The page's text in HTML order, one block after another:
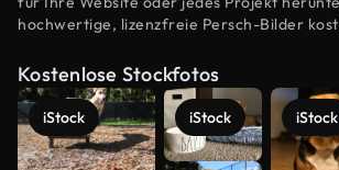
hochwertige, lizenzfreie Persch-Bilder
Kostenlose Stockfotos
iStock iStock iStock